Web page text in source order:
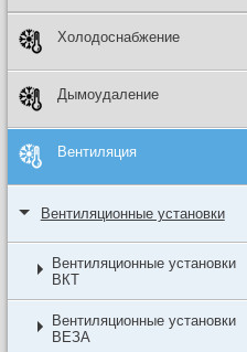
Холодоснабжение
Дымоудаление
Вентиляция
Вентиляционные установки
Вентиляционные установки
ВКТ
Вентиляционные установки
ВЕЗА